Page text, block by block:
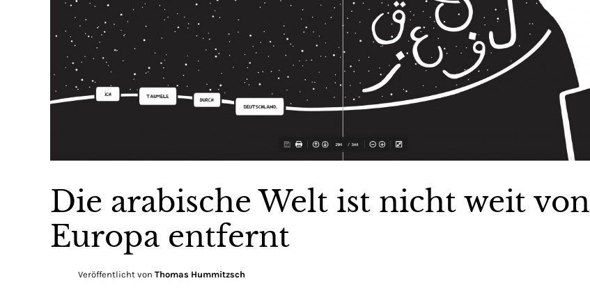
Die arabische Welt ist nicht weit von
Europa entfernt
Veröffentlicht von Thomas Hummitzsch